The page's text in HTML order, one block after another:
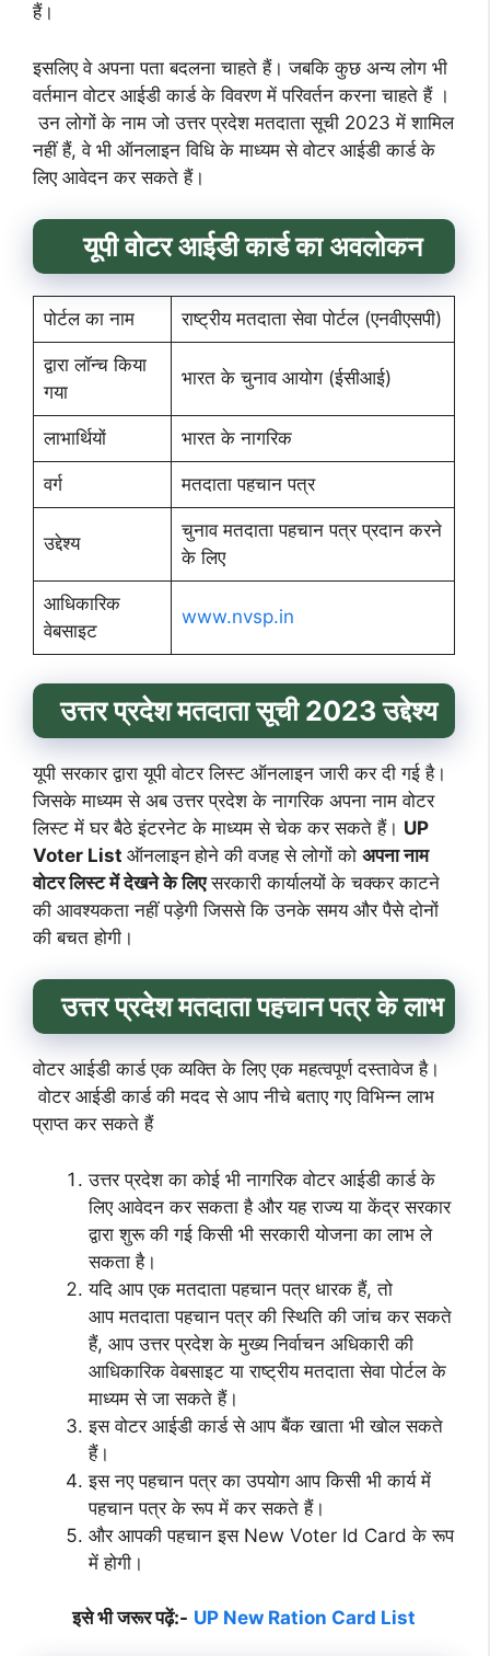
हैं।
इसलिए वे अपना पता बदलना चाहते हैं। जबकि कुछ अन्य लोग भी
वर्तमान वोटर आईडी कार्ड के विवरण में परिवर्तन करना चाहते हैं ।
उन लोगों के नाम जो उत्तर प्रदेश मतदाता सूची 2023 में शामिल
नहीं हैं, वे भी ऑनलाइन विधि के माध्यम से वोटर आईडी कार्ड के
लिए आवेदन कर सकते हैं।
यूपीवोटर आईडी कार्ड का अवलोकन
पोर्टल का नाम राष्ट्रीय मतदाता सेवा पोर्टल (एनवीएसपी)
द्वारा लॉन्च किया
गया
भारत के चुनाव आयोग (ईसीआई)
लाभार्थियों भारत के नागरिक
वर्ग मतदाता पहचान पत्र
उद्देश्य
चुनाव मतदाता पहचान पत्र प्रदान करने
के लिए
आधिकारिक
वेबसाइट
www.nvsp.in
उत्तर प्रदेश मतदाता सूची 2023 उद्देश्य
यूपी सरकार द्वारा यूपी वोटर लिस्ट ऑनलाइन जारी कर दी गई है।
जिसके माध्यम से अब उत्तर प्रदेश के नागरिक अपना नाम वोटर
लिस्ट में घर बैठे इंटरनेट के माध्यम से चेक कर सकते हैं। UP
Voter List ऑनलाइन होने की वजह से लोगों को अपना नाम
वोटर लिस्ट में देखने के लिएसरकारी कार्यालयों के चक्कर काटने
की आवश्यकता नहीं पड़ेगी जिससे कि उनके समय और पैसे दोनों
की बचत होगी।
उत्तर प्रदेश मतदाता पहचान पत्रके लाभ
वोटर आईडी कार्ड एक व्यक्ति के लिए एक महत्वपूर्ण दस्तावेज है।
वोटर आईडी कार्ड की मदद से आप नीचे बताए गए विभिन्न लाभ
प्राप्त कर सकते हैं
उत्तर प्रदेश का कोई भी नागरिक वोटर आईडी कार्ड के
लिए आवेदन कर सकता है और यह राज्य या केंद्र सरकार
द्वारा शुरू की गई किसी भी सरकारी योजना का लाभ ले
सकता है।
यदि आप एक मतदाता पहचान पत्र धारक हैं, तो
आप मतदाता पहचान पत्र की स्थिति की जांच कर सकते
हैं, आप उत्तर प्रदेश के मुख्य निर्वाचन अधिकारी की
आधिकारिक वेबसाइट या राष्ट्रीय मतदाता सेवा पोर्टल के
माध्यम से जा सकते हैं।
इस वोटर आईडी कार्ड से आप बैंक खाता भी खोल सकते
हैं।
इस नए पहचान पत्र का उपयोग आप किसी भी कार्य में
पहचान पत्र के रूप में कर सकते हैं।
और आपकी पहचान इस New Voter Id Card के रूप
में होगी।
इसे भी जरूर पढ़ें:- UP New Ration Card List